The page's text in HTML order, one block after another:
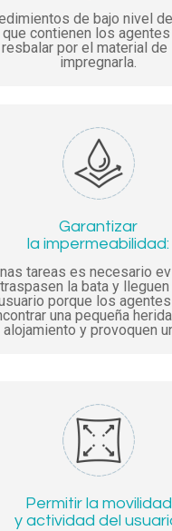
de bajo nivel
contienen los
por el material de
impregnarla.
Garantizar
la impermeabilidad:
tareas es necesario
la bata y lleguen
porque los
una pequeña
y provoquen
Permitir la movilidad
y actividad del